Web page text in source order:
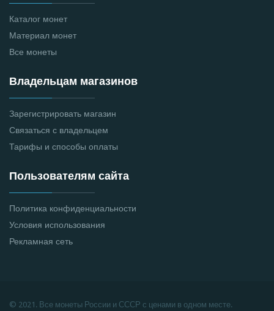
Каталог монет
Материал монет
Все монеты
Владельцам магазинов
Зарегистрировать магазин
Связаться с владельцем
Тарифы и способы оплаты
Пользователям сайта
Политика конфиденциальности
Условия использования
Рекламная сеть
© 2021. Все монеты России и СССР с ценами в одном месте.